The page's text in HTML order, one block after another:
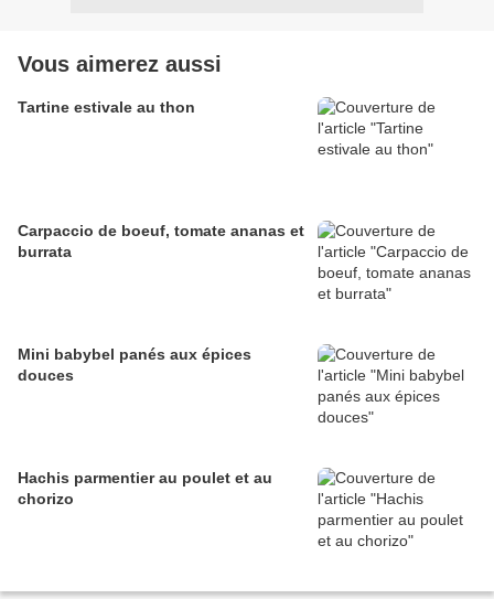
Vous aimerez aussi
Tartine estivale au thon
Carpaccio de boeuf, tomate ananas et
burrata
Mini babybel panés aux épices
douces
Hachis parmentier au poulet et au
chorizo